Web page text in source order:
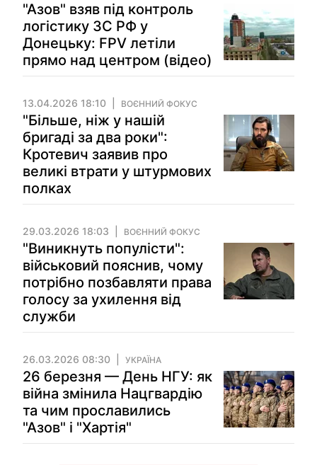
"Азов" взяв під контроль
логістику ЗС РФ у
Донецьку: FPV летіли
прямо над центром (відео)
13.04.2026 18:10 ВОЄННИЙ ФОКУС
"Більше, ніж у нашій
бригаді за два роки":
Кротевич заявив про
великі втрати у штурмових
полках
29.03.2026 18:03 ВОЄННИЙ ФОКУС
"Виникнуть популісти":
військовий пояснив, чому
потрібно позбавляти права
голосу за ухилення від
служби
26.03.2026 08:30 УКРАЇНА
26 березня — День НГУ: як
війна змінила Нацгвардію
та чим прославились
"Азов" і "Хартія"